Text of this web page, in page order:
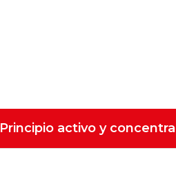
Principio activo y